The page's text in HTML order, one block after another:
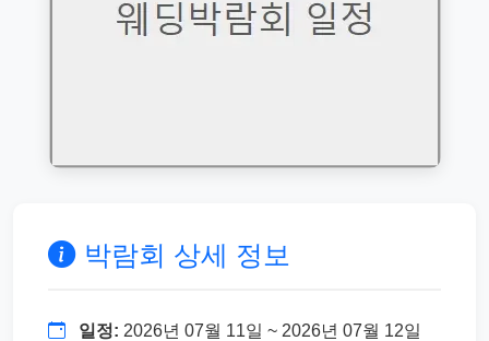
박람회 상세 정보
일정: 2026년 07월 11일 ~ 2026년 07월 12일